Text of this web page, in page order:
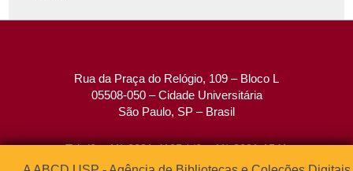
Rua da Praça do Relógio, 109 – Bloco L
05508-050 – Cidade Universitária
São Paulo, SP – Brasil
Tel: (0xx11) 3091-4195 / (0xx11) 3091-1541
Fax: (0xx11) 3091-1567